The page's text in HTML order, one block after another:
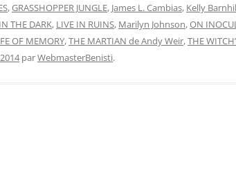
,GRASSHOPPER JUNGLE, James L. Cambias, Kelly
THE DARK, LIVE IN RUINS, Marilyn Johnson,ON
OF MEMORY,THE MARTIAN de Andy Weir,THE
parWebmasterBenisti.